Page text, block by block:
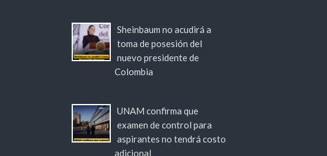
Sheinbaum no acudirá a
toma de posesión del
nuevo presidente de
Colombia
UNAM confirma que
examen de control para
aspirantes no tendrá costo
adicional